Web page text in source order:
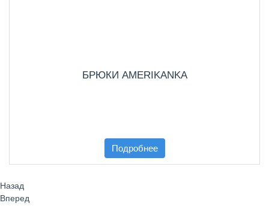
БРЮКИ AMERIKANKA
Подробнее
Назад
Вперед